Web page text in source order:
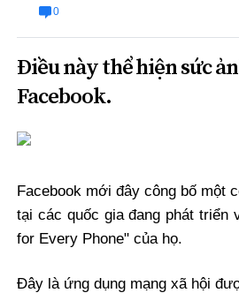
0
Điều này thể hiện sức
Facebook.
Facebook mới đây công bố một
tại các quốc gia đang phát triển
for Every Phone" của họ.
Đây là ứng dụng mạng xã hội